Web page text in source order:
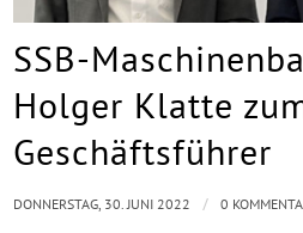
SSB-
Holger Klatte
Geschäftsführer
DONNERSTAG, 30. JUNI 2022 / 0